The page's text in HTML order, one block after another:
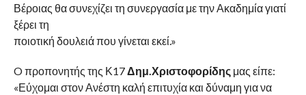
Βέροιας θα συνεχίζει τη συνεργασία με την Ακαδημία γιατί
ξέρει τη
ποιοτική δουλειά που γίνεται εκεί.»
O προπονητής της Κ17Δημ.Χριστοφορίδηςμας είπε:
«Εύχομαι στον Ανέστη καλή επιτυχία και δύναμη για να